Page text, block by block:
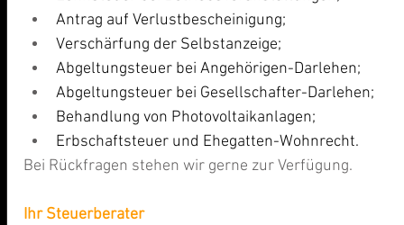
Antrag auf Verlustbescheinigung;
Verschärfung der Selbstanzeige;
Abgeltungsteuer bei Angehörigen-Darlehen;
Abgeltungsteuer bei Gesellschafter-Darlehen;
Behandlung von Photovoltaikanlagen;
Erbschaftsteuer und Ehegatten-Wohnrecht.
Bei Rückfragen stehen wir gerne zur Verfügung.
Ihr Steuerberater